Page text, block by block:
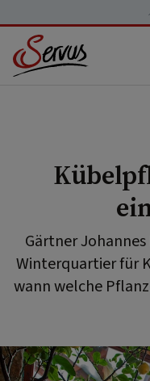
Gärtner
Winterquartier für
wann welche